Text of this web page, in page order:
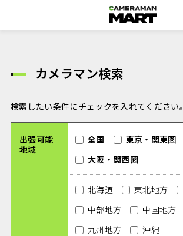
カメラマン検索
検索したい条件にチェックを入れてください。
出張可能
地域
全国
東京・関東圏
大阪・関西圏
北海道 東北地方
中部地方
中国地方
九州地方
沖縄